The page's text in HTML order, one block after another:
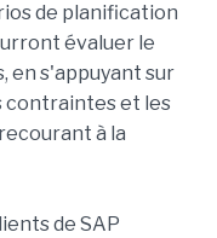
de planification
évaluer le
en s'appuyant sur
contraintes et les
à la
de SAP